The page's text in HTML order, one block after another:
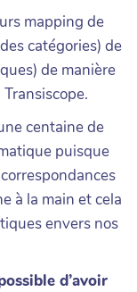
mapping de
catégories) de
de manière
centaine de
puisque
à la main et cela
envers nos
d’avoir